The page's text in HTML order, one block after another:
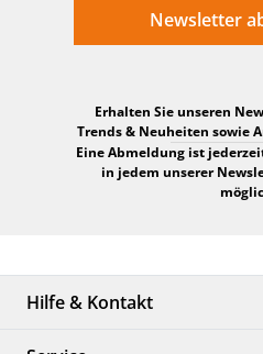
Newsletter
Erhalten Sie unseren
Trends & Neuheiten sowie
Eine Abmeldung ist
in jedem unserer
Hilfe & Kontakt